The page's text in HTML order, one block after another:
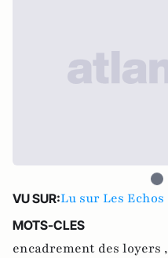
VU SUR:Lu sur Les Echos
MOTS-CLES
encadrement des loyers ,